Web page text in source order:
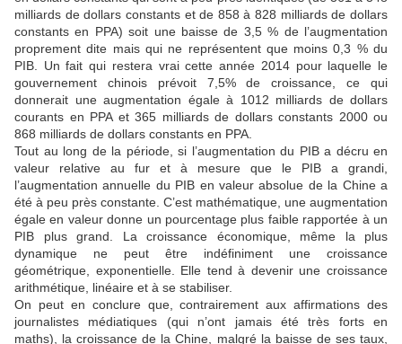
milliards de dollars constants et de 858 à 828 milliards de dollars
constants en PPA) soit une baisse de 3,5 % de l’augmentation
proprement dite mais qui ne représentent que moins 0,3 % du
PIB. Un fait qui restera vrai cette année 2014 pour laquelle le
gouvernement chinois prévoit 7,5% de croissance, ce qui
donnerait une augmentation égale à 1012 milliards de dollars
courants en PPA et 365 milliards de dollars constants 2000 ou
868 milliards de dollars constants en PPA.
Tout au long de la période, si l’augmentation du PIB a décru en
valeur relative au fur et à mesure que le PIB a grandi,
l’augmentation annuelle du PIB en valeur absolue de la Chine a
été à peu près constante. C’est mathématique, une augmentation
égale en valeur donne un pourcentage plus faible rapportée à un
PIB plus grand. La croissance économique, même la plus
dynamique ne peut être indéfiniment une croissance
géométrique, exponentielle. Elle tend à devenir une croissance
arithmétique, linéaire et à se stabiliser.
On peut en conclure que, contrairement aux affirmations des
journalistes médiatiques (qui n’ont jamais été très forts en
maths), la croissance de la Chine, malgré la baisse de ses taux,